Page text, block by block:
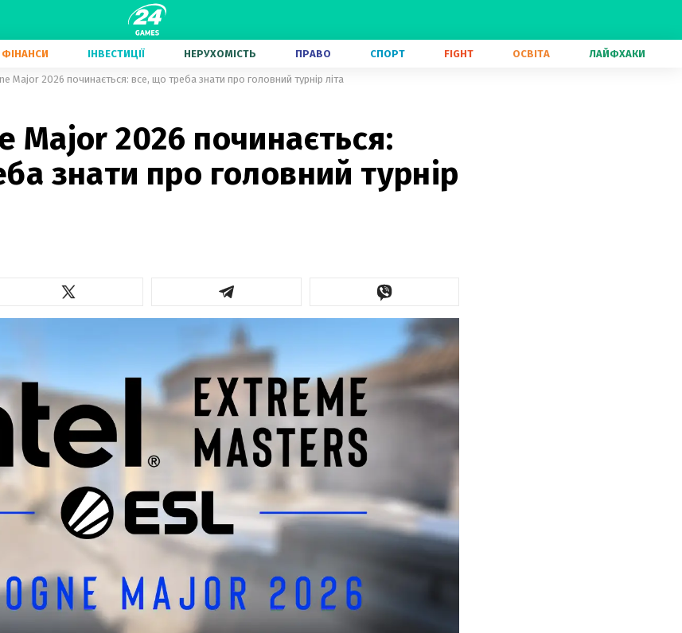
ФІНАНСИ ІНВЕСТИЦІЇ НЕРУХОМІСТЬ ПРАВО СПОРТ FIGHT ОСВІТА ЛАЙФХАКИ
Major 2026 починається: все, що треба знати про головний турнір літа
Major 2026 починається:
знати про головний турнір